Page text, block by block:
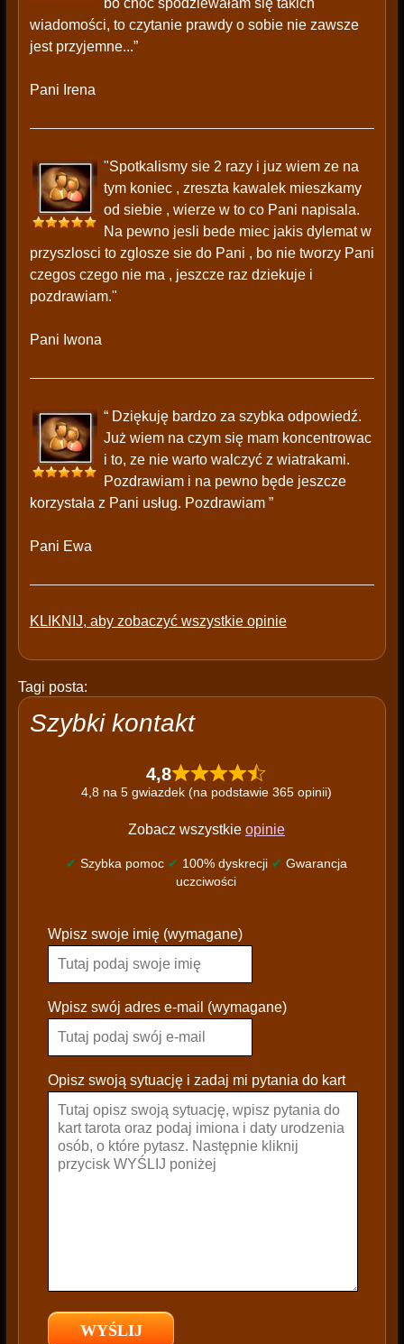
bo choć spodziewałam się takich
wiadomości, to czytanie prawdy o sobie nie zawsze
jest przyjemne...”
Pani Irena
"Spotkalismy sie 2 razy i juz wiem ze na
tym koniec , zreszta kawalek mieszkamy
od siebie , wierze w to co Pani napisala.
Na pewno jesli bede miec jakis dylemat w
przyszlosci to zglosze sie do Pani , bo nie tworzy Pani
czegos czego nie ma , jeszcze raz dziekuje i
pozdrawiam."
Pani Iwona
“ Dziękuję bardzo za szybka odpowiedź.
Już wiem na czym się mam koncentrowac
i to, ze nie warto walczyć z wiatrakami.
Pozdrawiam i na pewno będe jeszcze
korzystała z Pani usług. Pozdrawiam ”
Pani Ewa
KLIKNIJ, aby zobaczyć wszystkie opinie
Tagi posta:
Szybki kontakt
4,8
4,8 na 5 gwiazdek (na podstawie 365 opinii)
Zobacz wszystkie opinie
✔ Szybka pomoc ✔ 100% dyskrecji ✔ Gwarancja
uczciwości
l
a
s
e
a
e
Wpisz swoje imię (wymagane)
Wpisz swój adres e-mail (wymagane)
Opisz swoją sytuację i zadaj mi pytania do kart